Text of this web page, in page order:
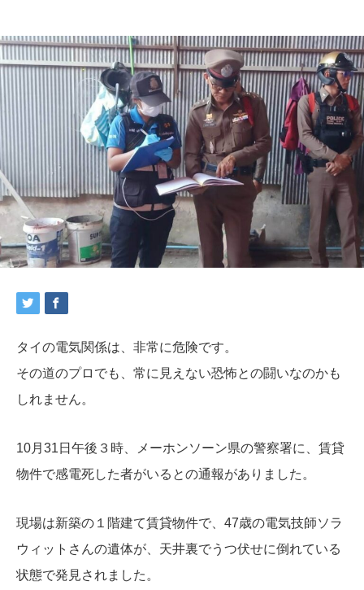
タイの電気関係は、非常に危険です。
その道のプロでも、常に見えない恐怖との闘いなのかも
しれません。
10月31日午後３時、メーホンソーン県の警察署に、賃貸
物件で感電死した者がいるとの通報がありました。
現場は新築の１階建て賃貸物件で、47歳の電気技師ソラ
ウィットさんの遺体が、天井裏でうつ伏せに倒れている
状態で発見されました。